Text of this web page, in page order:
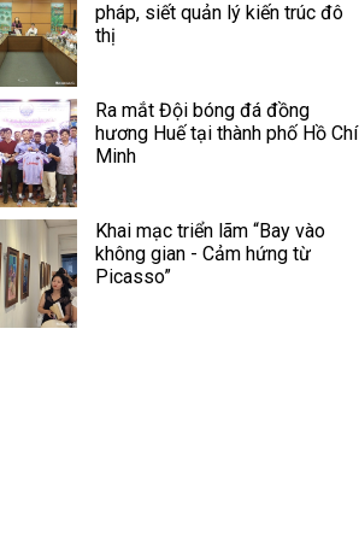
pháp, siết quản lý kiến trúc đô
thị
Ra mắt Đội bóng đá đồng
hương Huế tại thành phố Hồ Chí
Minh
Khai mạc triển lãm “Bay vào
không gian - Cảm hứng từ
Picasso”